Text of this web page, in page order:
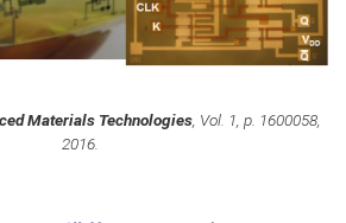
Materials Technologies, Vol. 1, p. 1600058,
2016.